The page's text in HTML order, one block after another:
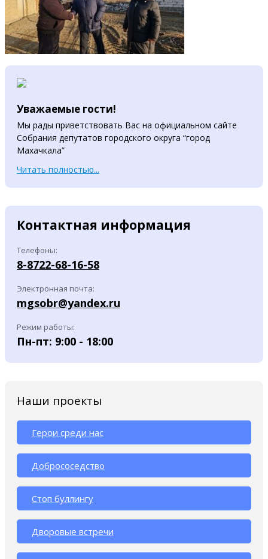
Уважаемые гости!
Мы рады приветствовать Вас на официальном сайте
Собрания депутатов городского округа “город
Махачкала”
Читать полностью...
Контактная информация
Телефоны:
8-8722-68-16-58
Электронная почта:
mgsobr@yandex.ru
Режим работы:
Пн-пт: 9:00 - 18:00
Наши проекты
Герои среди нас
Добрососедство
Стоп буллингу
Дворовые встречи